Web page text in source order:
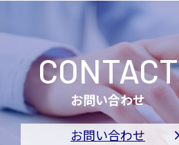
CONTACT
お問い合わせ
お問い合わせ